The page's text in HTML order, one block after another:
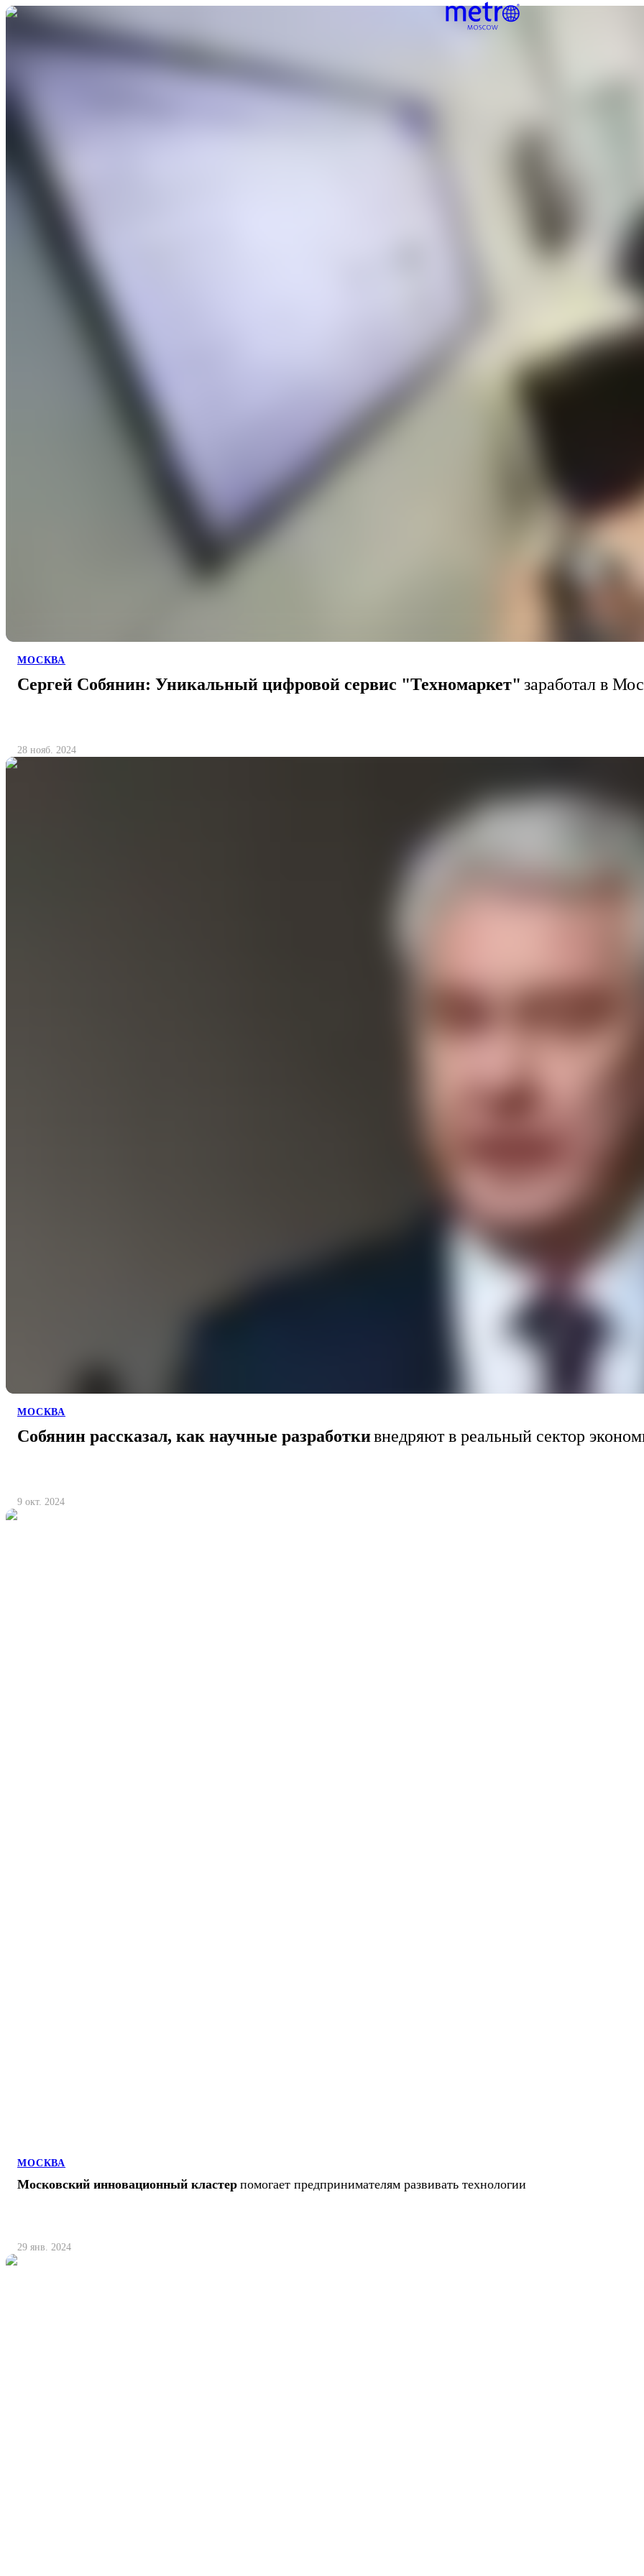
МОСКВА
Сергей Собянин: Уникальный цифровой сервис "Техномаркет" заработал в
28 нояб. 2024
МОСКВА
Собянин рассказал, как научные разработкивнедряют в реальный сектор
9 окт. 2024
МОСКВА
Московский инновационный кластер помогает предпринимателям развивать технологии
29 янв. 2024